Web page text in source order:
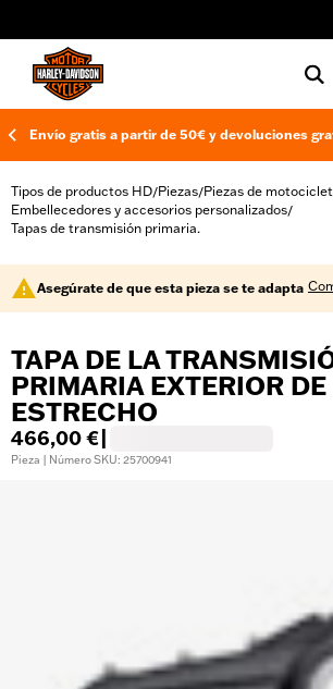
Envío gratis a partir de 50€ y devoluciones
Tipos de productos HD/Piezas/Piezas de
Embellecedores y accesorios personalizados/
Tapas de transmisión primaria.
Asegúrate de que esta pieza se te adapta
TAPA DE LA
PRIMARIA EXTERIOR DE
ESTRECHO
466,00 €
Pieza | Número SKU: 25700941